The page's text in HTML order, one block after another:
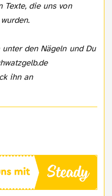
Texte, die uns von
den Nägeln und Du
ihn an